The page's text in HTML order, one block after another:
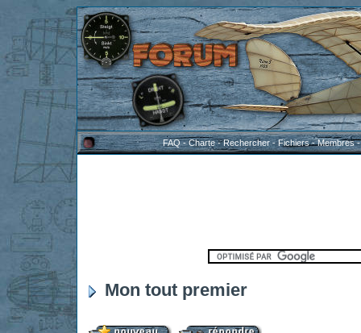
FAQ-Charte-Rechercher-Fichiers-Membres
Mon tout premier